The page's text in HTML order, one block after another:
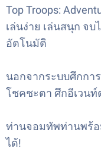
Top Troops:
เล่นง่าย เล่นสนุก จ
อัตโนมัติ
นอกจากระบบศึกกา
โชคชะตา ศึกอีเวน
ท่านจอมทัพท่านพร้อ
ได้!